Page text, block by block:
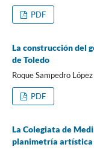
PDF
La construcción del
de Toledo
Roque Sampedro López
PDF
La Colegiata de
planimetría artística